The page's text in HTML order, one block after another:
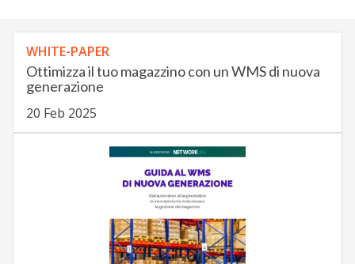
WHITE-PAPER
Ottimizza il tuo magazzino con un WMS di nuova
generazione
20 Feb 2025